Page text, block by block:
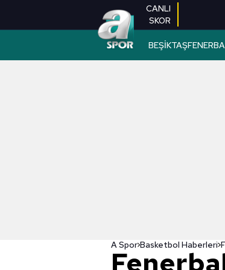
CANLI
SKOR
BEŞİKTAŞ
A Spor Basketbol Haberleri